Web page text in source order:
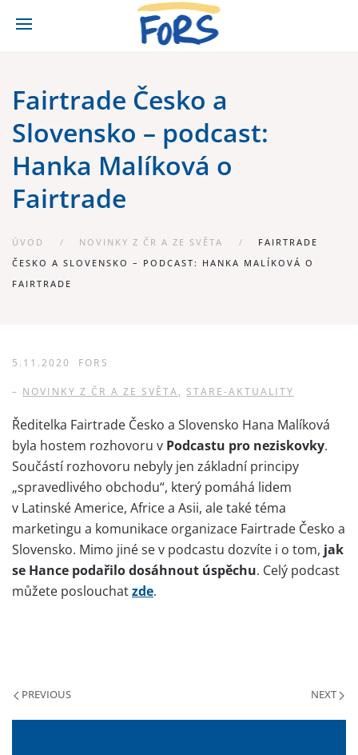
Fairtrade Česko a
Slovensko – podcast:
Hanka Malíková o
Fairtrade
ÚVOD NOVINKY Z ČR A ZE SVĚTA
FAIRTRADE
ČESKO A SLOVENSKO – PODCAST: HANKA MALÍKOVÁ O
FAIRTRADE
5.11.2020 FORS
– NOVINKY Z ČR A ZE SVĚTA, STARE-AKTUALITY
Ředitelka Fairtrade Česko a Slovensko Hana Malíková
byla hostem rozhovoru v Podcastu pro neziskovky.
Součástí rozhovoru nebyly jen základní principy
„spravedlivého obchodu“, který pomáhá lidem
v Latinské Americe, Africe a Asii, ale také téma
marketingu a komunikace organizace Fairtrade Česko a
Slovensko. Mimo jiné se v podcastu dozvíte i o tom, jak
se Hance podařilo dosáhnout úspěchu. Celý podcast
můžete poslouchatzde.
PREVIOUS NEXT